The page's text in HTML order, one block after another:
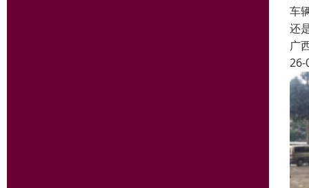
车
还
广
26-